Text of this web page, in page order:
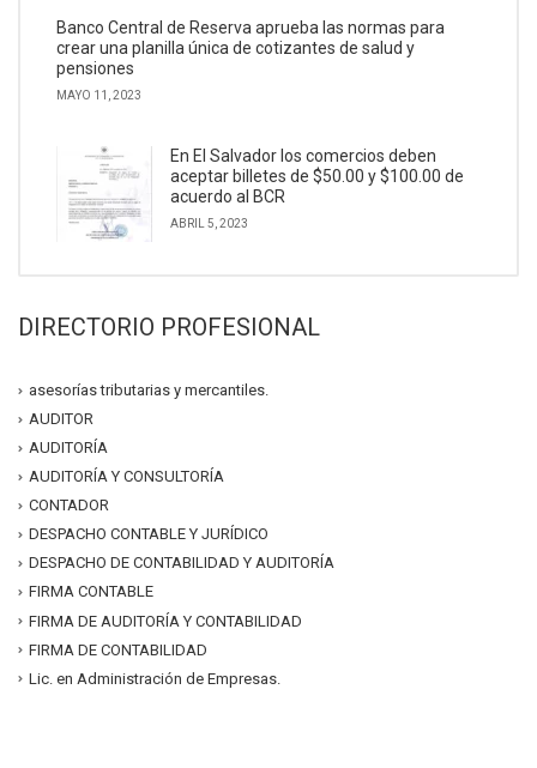
Banco Central de Reserva aprueba las normas para
crear una planilla única de cotizantes de salud y
pensiones
MAYO 11, 2023
En El Salvador los comercios deben
aceptar billetes de $50.00 y $100.00 de
acuerdo al BCR
ABRIL 5, 2023
DIRECTORIO PROFESIONAL
asesorías tributarias y mercantiles.
AUDITOR
AUDITORÍA
AUDITORÍA Y CONSULTORÍA
CONTADOR
DESPACHO CONTABLE Y JURÍDICO
DESPACHO DE CONTABILIDAD Y AUDITORÍA
FIRMA CONTABLE
FIRMA DE AUDITORÍA Y CONTABILIDAD
FIRMA DE CONTABILIDAD
Lic. en Administración de Empresas.